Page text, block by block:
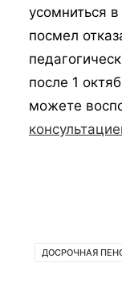
усомниться
посмел
после 1
можете
ДОСРОЧНАЯ